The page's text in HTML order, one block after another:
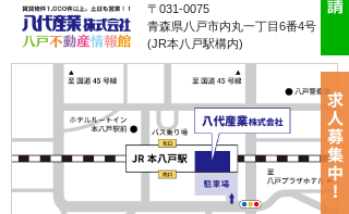
〒031-0075
青森県八戸市内丸一丁目6番4号
(JR本八戸駅構内)